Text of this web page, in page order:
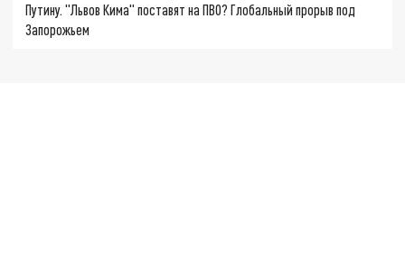
Путину. "Львов Кима" поставят на ПВО? Глобальный прорыв под
Запорожьем